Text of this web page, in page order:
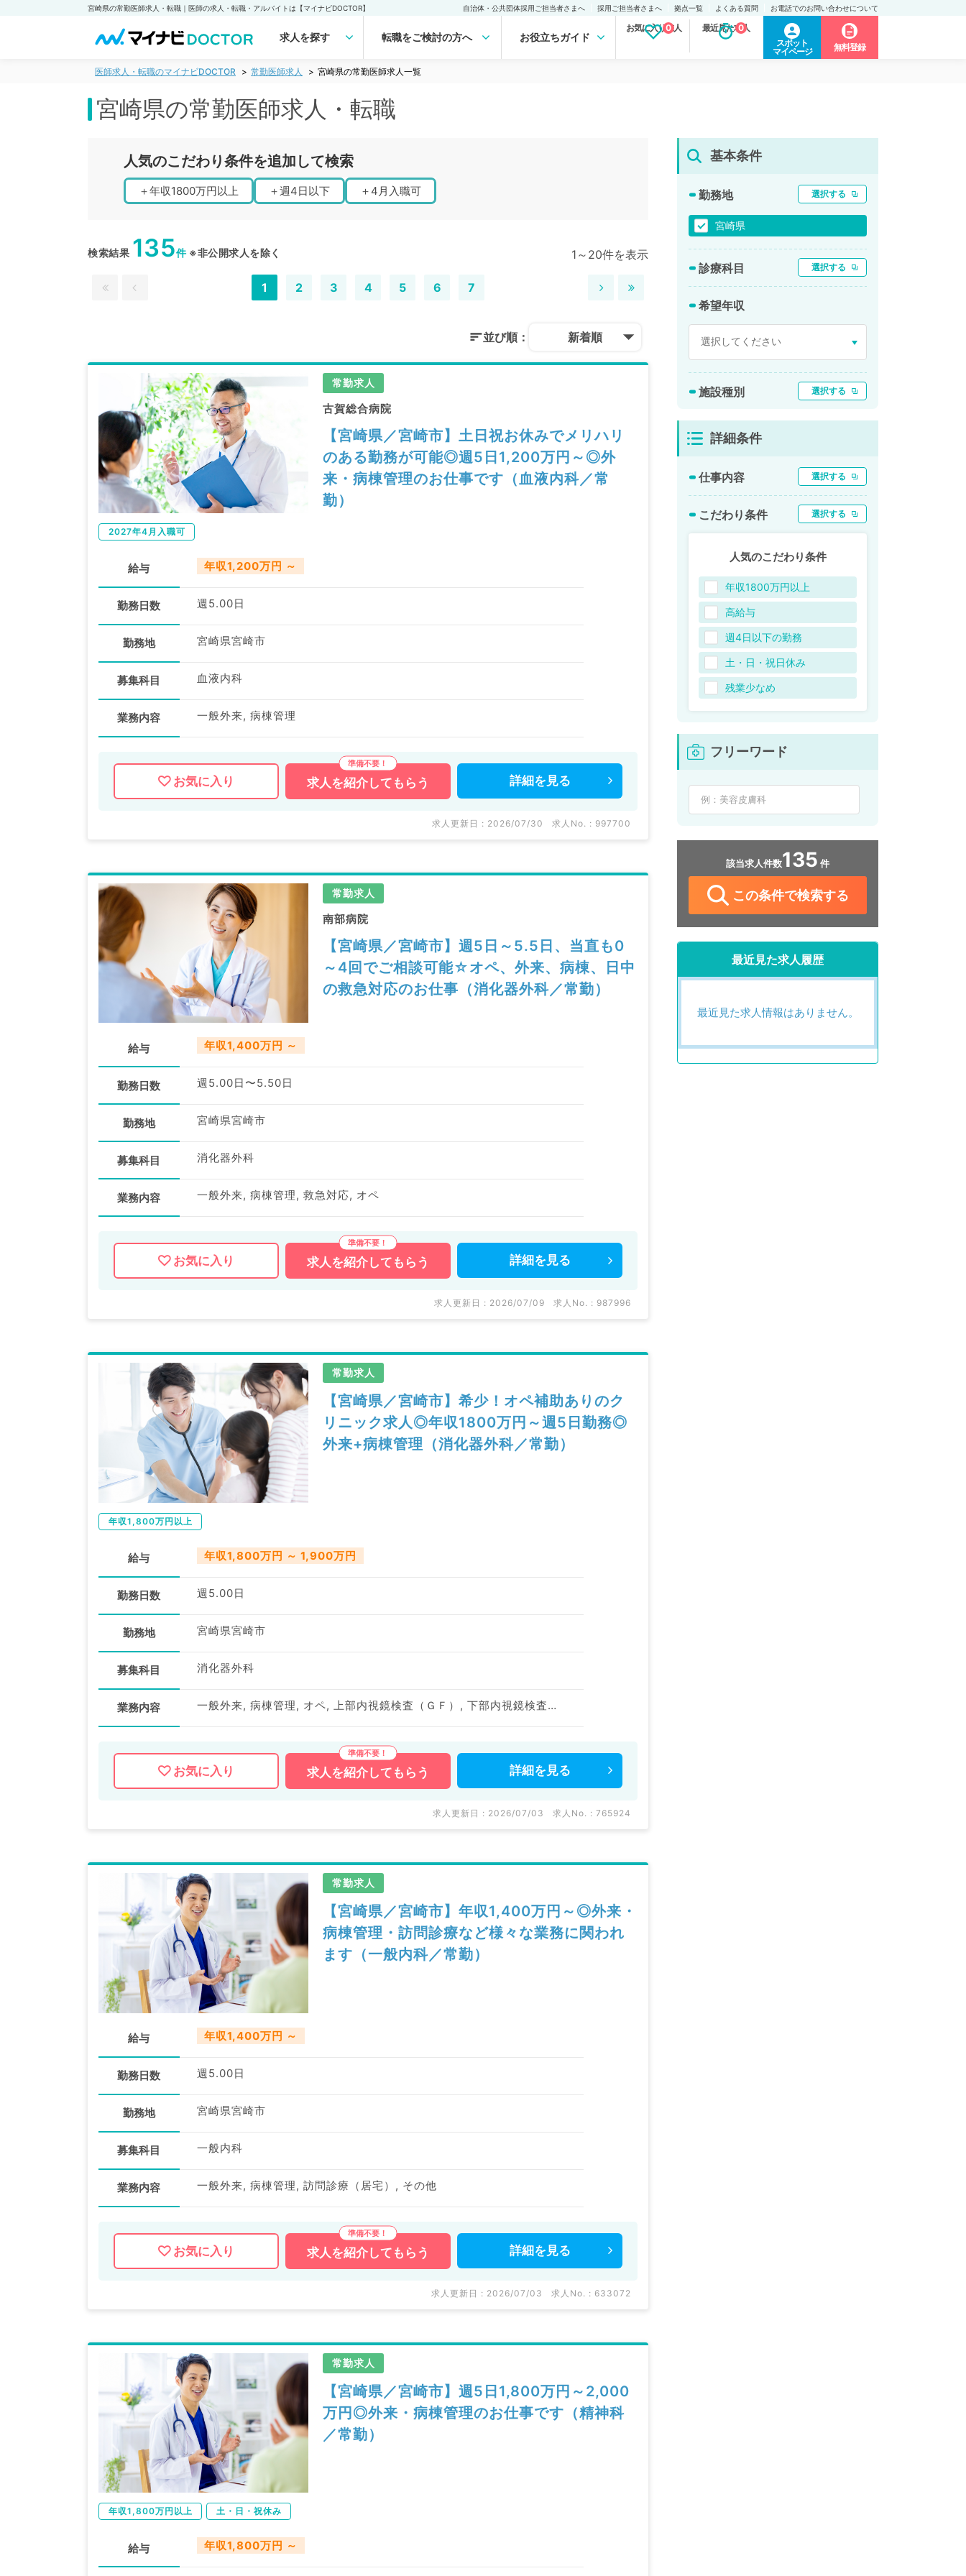
宮崎県の常勤医師求人・転職｜医師の求人・転職・アルバイトは【マイナビDOCTOR】 自治体・公共団体採用ご担当者さまへ 採用ご担当者さまへ 拠点一覧 よくある質問 お電話でのお問い合わせについて
求人を探す 転職をご検討の方へ お役立ちガイド
お気に入り求人
0 最近見た求人
0
スポット
マイページ
無料登録
医師求人・転職のマイナビDOCTOR 常勤医師求人 宮崎県の常勤医師求人一覧
宮崎県の常勤医師求人・転職
人気のこだわり条件を追加して検索
＋年収1800万円以上 ＋週4日以下 ＋ 4月入職可
検索結果 135件※非公開求人を除く 1～20件を表示
1 2 3 4 5 6 7
並び順： 新着順
常勤求人
古賀総合病院
【宮崎県／宮崎市】土日祝お休みでメリハリ
のある勤務が可能◎週5日1,200万円～◎外
来・病棟管理のお仕事です（血液内科／常
勤）
2027年4月入職可
給与 年収1,200万円 ～
勤務日数 週5.00日
勤務地 宮崎県宮崎市
募集科目 血液内科
業務内容 一般外来, 病棟管理
お気に入り 求人を紹介してもらう 詳細を 見る
求人更新日 : 2026/07/30 求人No. : 997700
常勤求人
南部病院
【宮崎県／宮崎市】週5日～5.5日、当直も0
～4回でご相談可能☆オペ、外来、病棟、日中
の救急対応のお仕事（消化器外科／常勤）
給与 年収1,400万円 ～
勤務日数 週5.00日〜5.50日
勤務地 宮崎県宮崎市
募集科目 消化器外科
業務内容 一般外来, 病棟管理, 救急対応, オペ
お気に入り 求人を紹介してもらう 詳細を 見る
求人更新日 : 2026/07/09 求人No. : 987996
常勤求人
【宮崎県／宮崎市】希少！オペ補助ありのク
リニック求人◎年収1800万円～週5日勤務◎
外来+病棟管理（消化器外科／常勤）
年収1,800万円以上
給与 年収1,800万円 ～ 1,900万円
勤務日数 週5.00日
勤務地 宮崎県宮崎市
募集科目 消化器外科
業務内容 一般外来, 病棟管理, オペ, 上部内視鏡検査（ＧＦ）, 下部内視鏡検査（ＣＦ）
お気に入り 求人を紹介してもらう 詳細を 見る
求人更新日 : 2026/07/03 求人No. : 765924
常勤求人
【宮崎県／宮崎市】年収1,400万円～◎外来・
病棟管理・訪問診療など様々な業務に関われ
ます（一般内科／常勤）
給与 年収1,400万円 ～
勤務日数 週5.00日
勤務地 宮崎県宮崎市
募集科目 一般内科
業務内容 一般外来, 病棟管理, 訪問診療（居宅）, その他
お気に入り 求人を紹介してもらう 詳細を 見る
求人更新日 : 2026/07/03 求人No. : 633072
常勤求人
【宮崎県／宮崎市】週5日1,800万円～2,000
万円◎外来・病棟管理のお仕事です（精神科
／常勤）
年収1,800万円以上 土・日・祝休み
給与 年収1,800万円 ～
基本条件
勤務地 選択する
宮崎県
診療科目 選択する
希望年収
施設種別 選択する
詳細条件
仕事内容 選択する
こだわり条件 選択する
人気のこだわり条件
年収1800万円以上
高給与
週4日以下の勤務
土・日・祝日休み
残業少なめ
フリーワード
該当求人件数135 件
この条件で検索する
最近見た求人履歴
最近見た求人情報はありません。